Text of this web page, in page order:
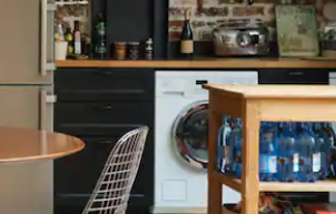
e para baixo do teclado ou tocando e